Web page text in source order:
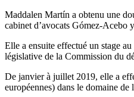
Maddalen Martín a obtenu une
cabinet d’avocats Gómez-Acebo
Elle a ensuite effectué un stage
législative de la Commission du
De janvier à juillet 2019, elle a
européennes) dans le domaine